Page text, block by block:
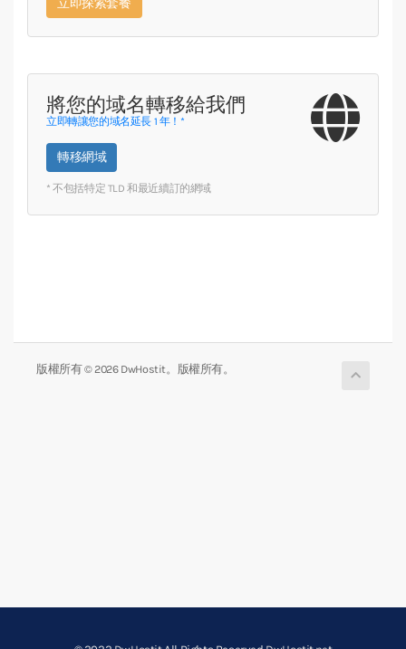
立即探索套餐
將您的域名轉移給我們
立即轉讓您的域名延長 1 年！*
轉移網域
* 不包括特定 TLD 和最近續訂的網域
版權所有 © 2026 DwHostit。版權所有。